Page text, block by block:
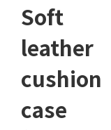
Soft
leather
cushion
case